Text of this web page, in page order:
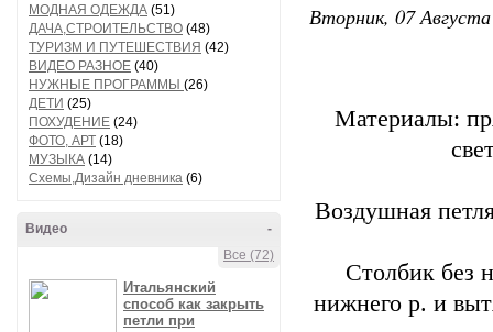
МОДНАЯ ОДЕЖДА (51)
ДАЧА,СТРОИТЕЛЬСТВО (48)
ТУРИЗМ И ПУТЕШЕСТВИЯ (42)
ВИДЕО РАЗНОЕ (40)
НУЖНЫЕ ПРОГРАММЫ (26)
ДЕТИ (25)
ПОХУДЕНИЕ (24)
ФОТО, АРТ (18)
МУЗЫКА (14)
Схемы,Дизайн дневника (6)
-
Видео
Все (72)
Итальянский
способ как закрыть
петли при
Вторник, 07
Материалы:
Воздушная
Столбик без
нижнего р. и